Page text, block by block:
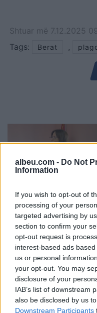
albeu.com - Do Not
Information
If you wish to opt-out of
processing of your
targeted advertising by
section to confirm your
opt-out request is
interest-based ads
us or personal
your opt-out. You may
disclosure of your
IAB’s list of downstream
also be disclosed by us
Downstream Participants
Shtuar më 7.12.2025
Tags:
Berat ,
Propozimi i PS për
shkrirjen e Bashkisë
Flet kryebashkiakja
socialiste Valbona
Jam shërbëtore e
karrigia është e
përkohshme, nëse
qytetarët janë kundër,
jam me ta (VIDEO)
Konstituimi i Kuvendit